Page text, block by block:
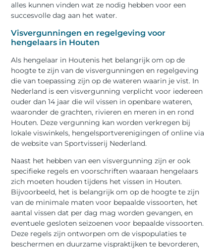
alles kunnen vinden wat ze nodig hebben voor een
succesvolle dag aan het water.
Visvergunningen en regelgeving voor
hengelaars in Houten
Als hengelaar in Houtenis het belangrijk om op de
hoogte te zijn van de visvergunningen en regelgeving
die van toepassing zijn op de wateren waarin je vist. In
Nederland is een visvergunning verplicht voor iedereen
ouder dan 14 jaar die wil vissen in openbare wateren,
waaronder de grachten, rivieren en meren in en rond
Houten. Deze vergunning kan worden verkregen bij
lokale viswinkels, hengelsportverenigingen of online via
de website van Sportvisserij Nederland.
Naast het hebben van een visvergunning zijn er ook
specifieke regels en voorschriften waaraan hengelaars
zich moeten houden tijdens het vissen in Houten.
Bijvoorbeeld, het is belangrijk om op de hoogte te zijn
van de minimale maten voor bepaalde vissoorten, het
aantal vissen dat per dag mag worden gevangen, en
eventuele gesloten seizoenen voor bepaalde vissoorten.
Deze regels zijn ontworpen om de vispopulaties te
beschermen en duurzame vispraktijken te bevorderen,